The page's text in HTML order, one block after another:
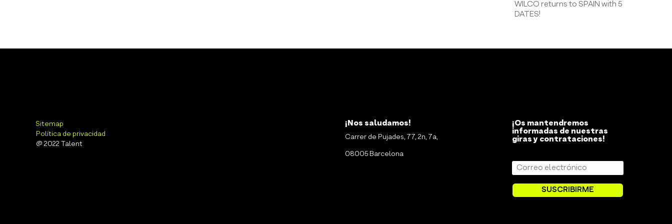
WILCO returns to SPAIN with 5
DATES!
Sitemap
Política de privacidad
@ 2022 Talent
¡Nos saludamos!
Carrer de Pujades, 77, 2n, 7a,
08005 Barcelona
¡Os mantendremos
informadas de nuestras
giras y contrataciones!
SUSCRIBIRME